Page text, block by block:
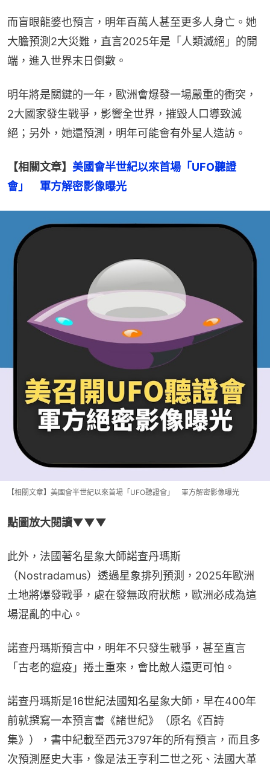
而盲眼龍婆也預言，明年百萬人甚至更多人身亡。她
大膽預測2大災難，直言2025年是「人類滅絕」的開
端，進入世界末日倒數。
明年將是關鍵的一年，歐洲會爆發一場嚴重的衝突，
2大國家發生戰爭，影響全世界，摧毀人口導致滅
絕；另外，她還預測，明年可能會有外星人造訪。
【相關文章】 美國會半世紀以來首場「UFO聽證
會」　軍方解密影像曝光
【相關文章】美國會半世紀以來首場「UFO聽證會」 軍方解密影像曝光
點圖放大閱讀▼▼▼
此外，法國著名星象大師諾查丹瑪斯
（Nostradamus）透過星象排列預測，2025年歐洲
土地將爆發戰爭，處在發無政府狀態，歐洲必成為這
場混亂的中心。
諾查丹瑪斯預言中，明年不只發生戰爭，甚至直言
「古老的瘟疫」捲土重來，會比敵人還更可怕。
諾查丹瑪斯是16世紀法國知名星象大師，早在400年
前就撰寫一本預言書《諸世紀》（原名《百詩
集》），書中紀載至西元3797年的所有預言，而且多
次預測歷史大事，像是法王亨利二世之死、法國大革